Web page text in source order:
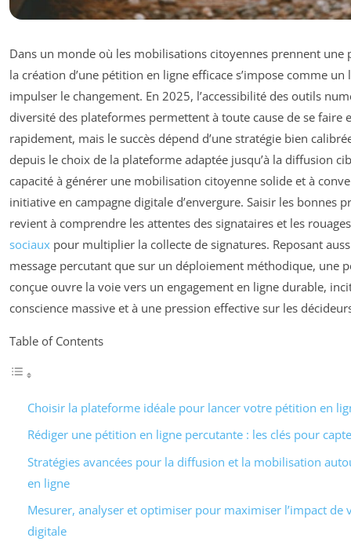
Dans un monde où les mobilisations citoyennes prennent une
la création d’une pétition en ligne efficace s’impose comme
impulser le changement. En 2025, l’accessibilité des outils
diversité des plateformes permettent à toute cause de se faire
rapidement, mais le succès dépend d’une stratégie bien
depuis le choix de la plateforme adaptée jusqu’à la diffusion
capacité à générer une mobilisation citoyenne solide et à
initiative en campagne digitale d’envergure. Saisir les bonnes
revient à comprendre les attentes des signataires et les
sociaux pour multiplier la collecte de signatures. Reposant
message percutant que sur un déploiement méthodique, une
conçue ouvre la voie vers un engagement en ligne durable,
conscience massive et à une pression effective sur les
Table of Contents
Choisir la plateforme idéale pour lancer votre pétition en
Rédiger une pétition en ligne percutante : les clés pour
Stratégies avancées pour la diffusion et la mobilisation
en ligne
Mesurer, analyser et optimiser pour maximiser l’impact de
digitale